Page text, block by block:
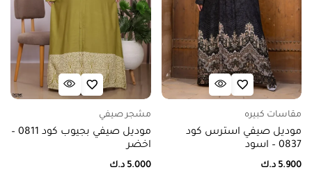
مقاسات كبيره
موديل صيفي استرس كود
0837 – اسود
5.900 د.ك
مشجر صيفي
موديل صيفي بجيوب كود 0811 –
اخضر
5.000 د.ك